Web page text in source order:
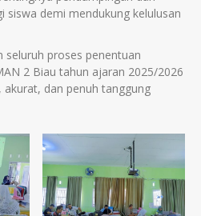
siswa demi mendukung kelulusan
seluruh proses penentuan
2 Biau tahun ajaran 2025/2026
dan penuh tanggung